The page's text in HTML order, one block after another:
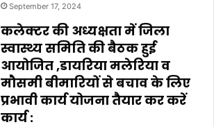
September 17, 2024
कलेक्टर की अध्यक्षता में जिला
स्वास्थ्य समिति की बैठक हुई
आयोजित ,डायरिया मलेरिया व
मौसमी बीमारियों से बचाव के लिए
प्रभावी कार्य योजना तैयार कर करें
कार्य :